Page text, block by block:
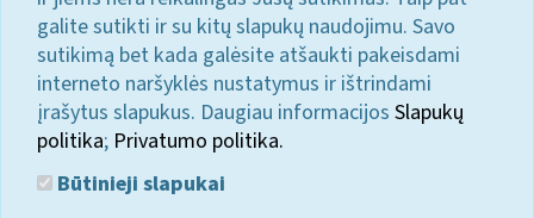
galite sutikti ir su kitų slapukų naudojimu. Savo
sutikimą bet kada galėsite atšaukti pakeisdami
interneto naršyklės nustatymus ir ištrindami
įrašytus slapukus. Daugiau informacijos Slapukų
politika; Privatumo politika.
Būtinieji slapukai